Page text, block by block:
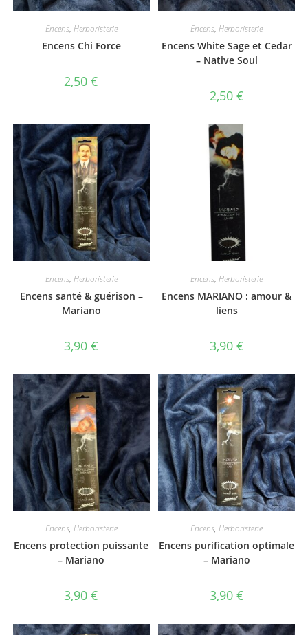
Encens, Herboristerie
Encens Chi Force
2,50€
Encens,Herboristerie
Encens White Sage et Cedar
– Native Soul
2,50 €
Encens, Herboristerie
Encens santé & guérison –
Mariano
3,90€
Encens,Herboristerie
Encens MARIANO : amour &
liens
3,90 €
Encens, Herboristerie
Encens protection puissante
– Mariano
3,90€
Encens,Herboristerie
Encens purification optimale
– Mariano
3,90 €